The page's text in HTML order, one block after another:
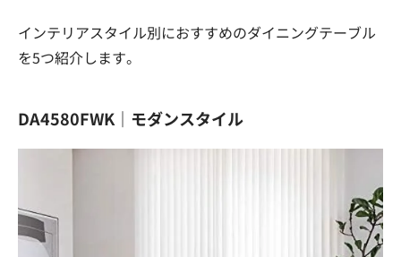
インテリアスタイル別におすすめのダイニングテーブル
を5つ紹介します。
DA4580FWK｜モダンスタイル